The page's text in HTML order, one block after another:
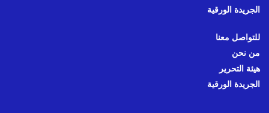
الجريدة الورقية
للتواصل معنا
من نحن
هيئة التحرير
الجريدة الورقية